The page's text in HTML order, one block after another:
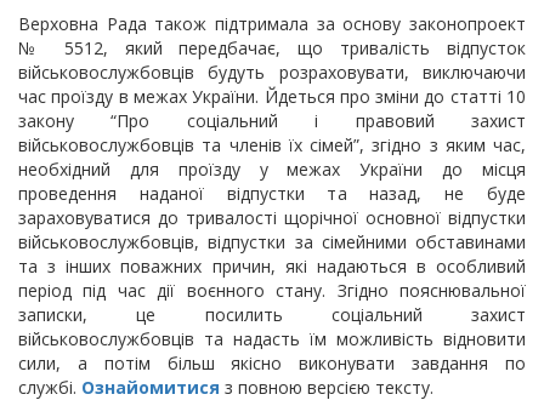
Верховна Рада також підтримала за основу законопроект
№ 5512, який передбачає, що тривалість відпусток
військовослужбовців будуть розраховувати, виключаючи
час проїзду в межах України. Йдеться про зміни до статті 10
закону “Про соціальний і правовий захист
військовослужбовців та членів їх сімей”, згідно з яким час,
необхідний для проїзду у межах України до місця
проведення наданої відпустки та назад, не буде
зараховуватися до тривалості щорічної основної відпустки
військовослужбовців, відпустки за сімейними обставинами
та з інших поважних причин, які надаються в особливий
період під час дії воєнного стану. Згідно пояснювальної
записки, це посилить соціальний захист
військовослужбовців та надасть їм можливість відновити
сили, а потім більш якісно виконувати завдання по
службі. Ознайомитися з повною версією тексту.